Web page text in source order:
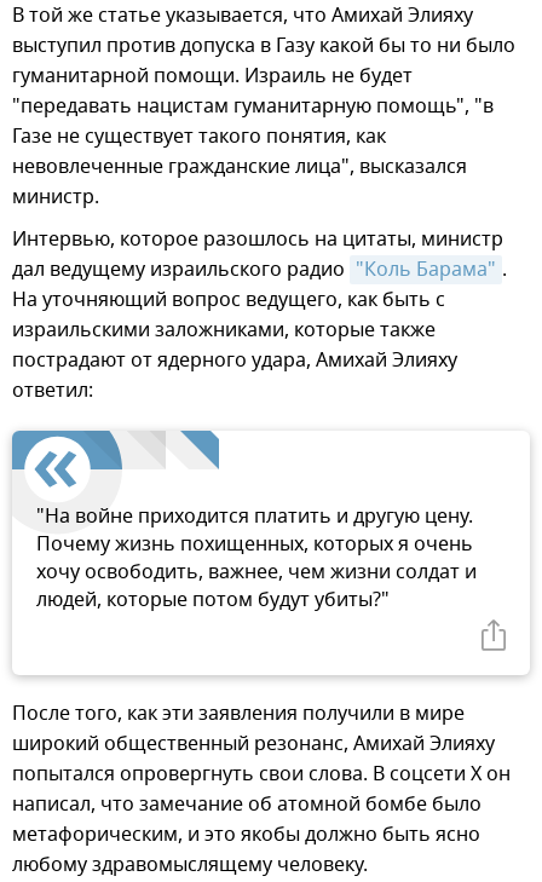
В той же статье указывается, что Амихай Элияху
выступил против допуска в Газу какой бы то ни было
гуманитарной помощи. Израиль не будет
"передавать нацистам гуманитарную помощь", "в
Газе не существует такого понятия, как
невовлеченные гражданские лица", высказался
министр.
Интервью, которое разошлось на цитаты, министр
дал ведущему израильского радио "Коль Барама" .
На уточняющий вопрос ведущего, как быть с
израильскими заложниками, которые также
пострадают от ядерного удара, Амихай Элияху
ответил:
"На войне приходится платить и другую цену.
Почему жизнь похищенных, которых я очень
хочу освободить, важнее, чем жизни солдат и
людей, которые потом будут убиты?"
После того, как эти заявления получили в мире
широкий общественный резонанс, Амихай Элияху
попытался опровергнуть свои слова. В соцсети Х он
написал, что замечание об атомной бомбе было
метафорическим, и это якобы должно быть ясно
любому здравомыслящему человеку.